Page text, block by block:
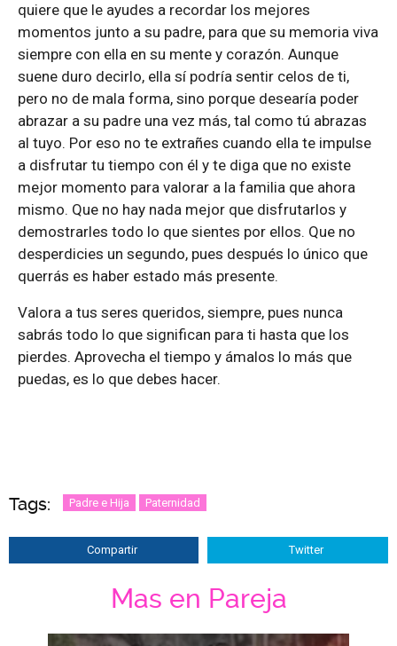
quiere que le ayudes a recordar los mejores
momentos junto a su padre, para que su memoria viva
siempre con ella en su mente y corazón. Aunque
suene duro decirlo, ella sí podría sentir celos de ti,
pero no de mala forma, sino porque desearía poder
abrazar a su padre una vez más, tal como tú abrazas
al tuyo. Por eso no te extrañes cuando ella te impulse
a disfrutar tu tiempo con él y te diga que no existe
mejor momento para valorar a la familia que ahora
mismo. Que no hay nada mejor que disfrutarlos y
demostrarles todo lo que sientes por ellos. Que no
desperdicies un segundo, pues después lo único que
querrás es haber estado más presente.
Valora a tus seres queridos, siempre, pues nunca
sabrás todo lo que significan para ti hasta que los
pierdes. Aprovecha el tiempo y ámalos lo más que
puedas, es lo que debes hacer.
Tags: Padre e Hija Paternidad
Compartir Twitter
Mas en Pareja